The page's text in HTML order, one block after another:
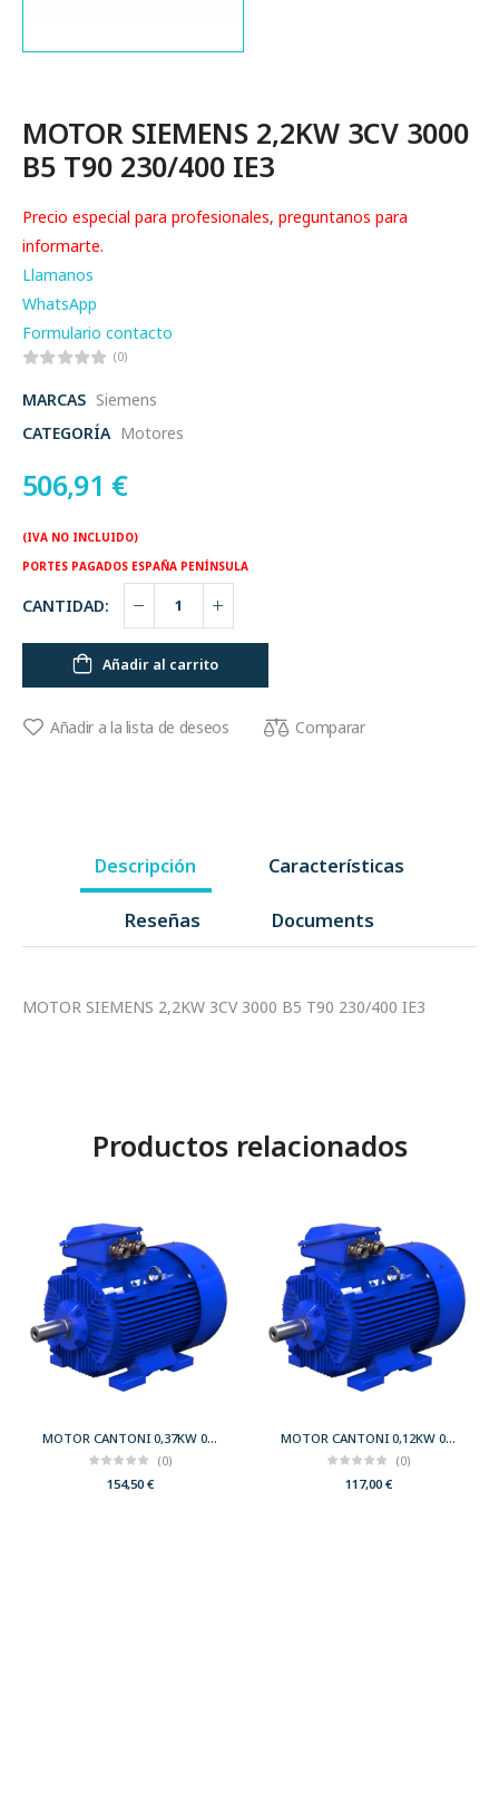
MOTOR SIEMENS 2,2KW 3CV 3000
B5 T90 230/400 IE3
Precio especial para profesionales, preguntanos para
informarte.
Llamanos
WhatsApp
Formulario contacto
(0)
MARCAS Siemens
CATEGORÍA Motores
506,91 €
(IVA NO INCLUIDO)
PORTES PAGADOS ESPAÑA PENÍNSULA
CANTIDAD:
Añadir al carrito
Añadir a la lista de deseos Comparar
Descripción Características
Reseñas Documents
MOTOR SIEMENS 2,2KW 3CV 3000 B5 T90 230/400 IE3
Productos relacionados
MOTOR CANTONI 0,37KW 0,50CV 3000 B3 T71 230/400 IE2
(0)
154,50€
MOTOR CANTONI 0,12KW 0,17CV 3000 B3 T56 230/400 IE2
(0)
117,00€